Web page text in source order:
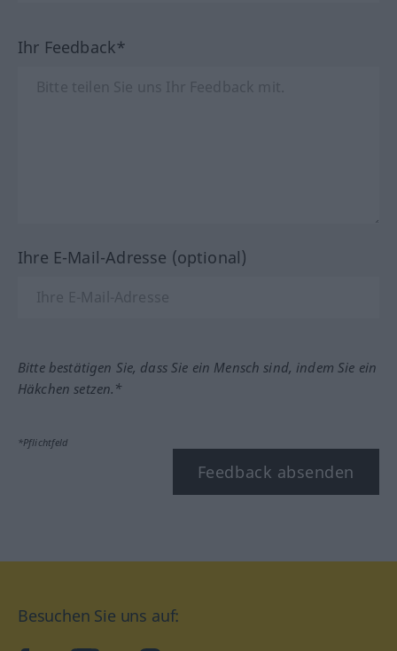
Ihr Feedback*
Ihre E-Mail-Adresse (optional)
Bitte bestätigen Sie, dass Sie ein Mensch sind, indem Sie ein
Häkchen setzen.*
*Pflichtfeld
Feedback absenden
Besuchen Sie uns auf: